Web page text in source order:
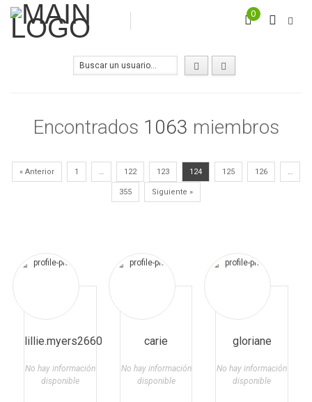
0
Encontrados 1063 miembros
« Anterior 1 … 122 123 124 125 126 …
355 Siguiente »
lillie.myers2660
No hay información
disponible
carie
No hay información
disponible
gloriane
No hay información
disponible